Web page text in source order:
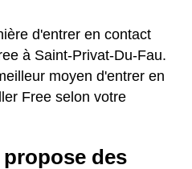
d'entrer en contact
à Saint-Privat-Du-Fau.
moyen d'entrer en
Free selon votre
des